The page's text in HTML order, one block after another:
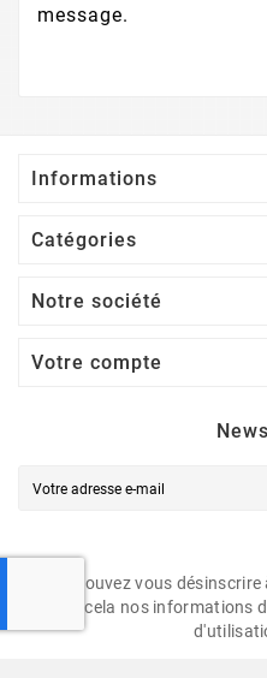
message.
Informations
Catégories
Notre société
Votre compte
Vous pouvez vous
pour cela nos informations